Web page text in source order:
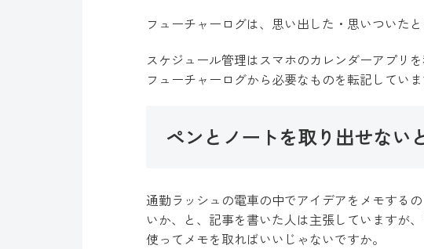
フューチャーログは、思い出した・思いついた
スケジュール管理はスマホのカレンダーアプリを
フューチャーログから必要なものを転記していま
ペンとノートを取り出せない
通勤ラッシュの電車の中でアイデアをメモする
いか、と、記事を書いた人は主張していますが
使ってメモを取ればいいじゃないですか。